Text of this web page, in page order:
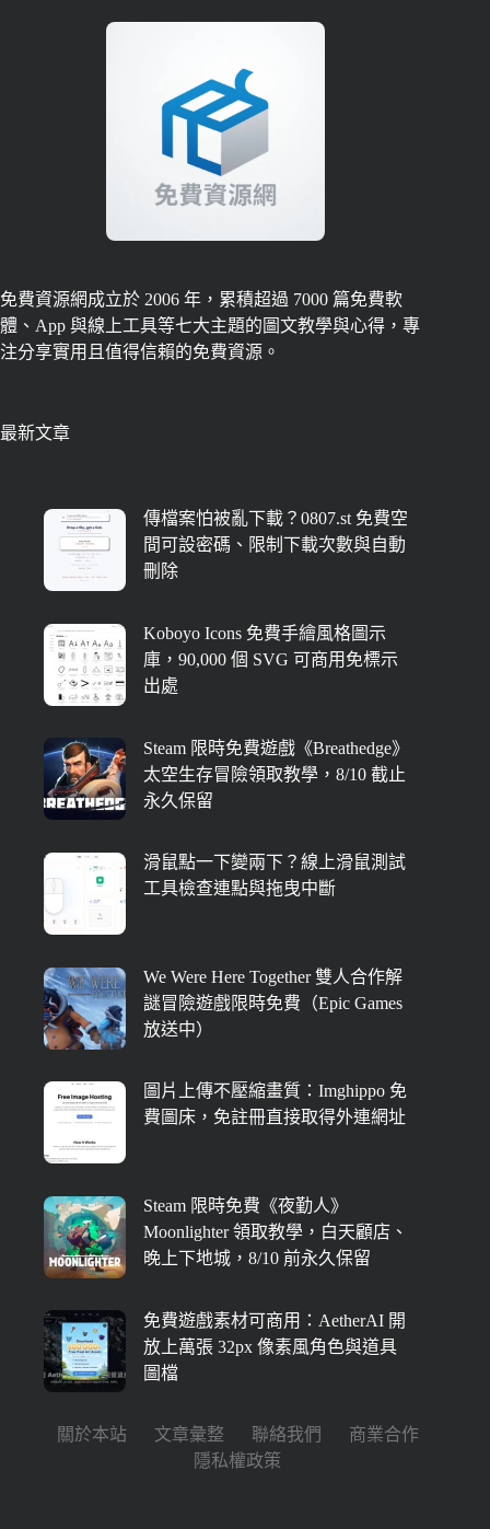
免費資源網成立於 2006 年，累積超過 7000 篇免費軟
體、App 與線上工具等七大主題的圖文教學與心得，專
注分享實用且值得信賴的免費資源。
最新文章
傳檔案怕被亂下載？0807.st 免費空
間可設密碼、限制下載次數與自動
刪除
Koboyo Icons 免費手繪風格圖示
庫，90,000 個 SVG 可商用免標示
出處
Steam 限時免費遊戲《Breathedge》
太空生存冒險領取教學，8/10 截止
永久保留
滑鼠點一下變兩下？線上滑鼠測試
工具檢查連點與拖曳中斷
We Were Here Together 雙人合作解
謎冒險遊戲限時免費（Epic Games
放送中）
圖片上傳不壓縮畫質：Imghippo 免
費圖床，免註冊直接取得外連網址
Steam 限時免費《夜勤人》
Moonlighter 領取教學，白天顧店、
晚上下地城，8/10 前永久保留
免費遊戲素材可商用：AetherAI 開
放上萬張 32px 像素風角色與道具
圖檔
關於本站 文章彙整 聯絡我們
商業合作
隱私權政策